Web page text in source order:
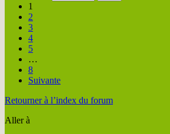
1
2
3
4
5
…
8
Suivante
Retourner à l’index du forum
Aller à